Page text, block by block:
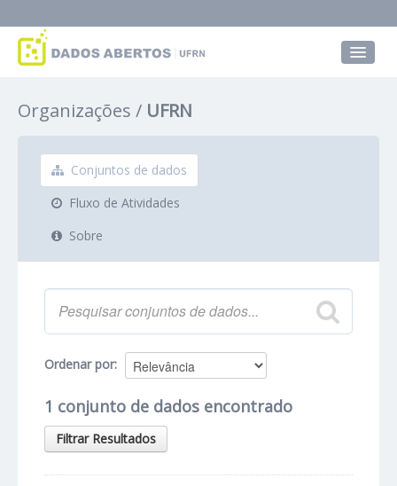
Grupos
Sobre
Organizações UFRN
Conjuntos de dados
Fluxo de Atividades
Sobre
Ordenar por
1 conjunto de dados encontrado
Filtrar Resultados